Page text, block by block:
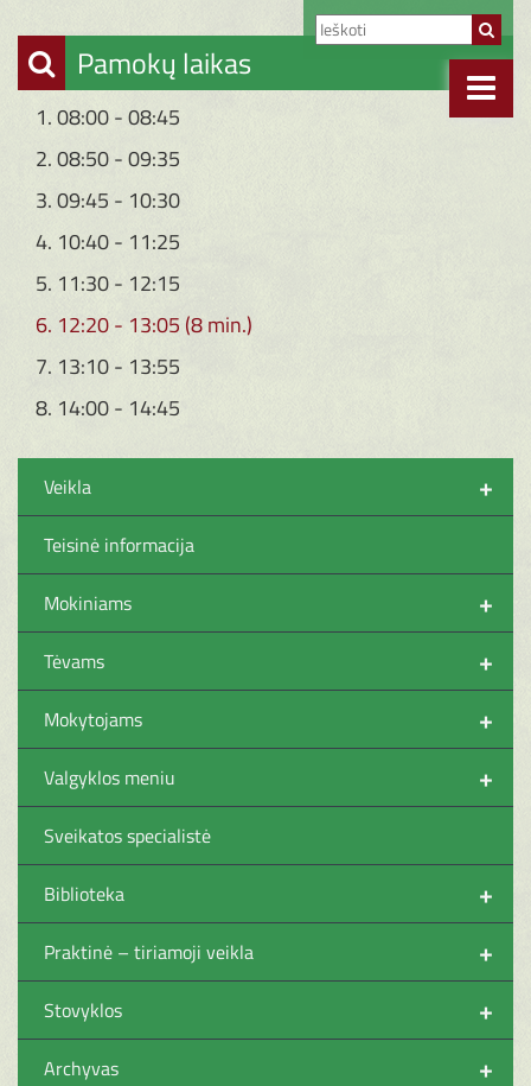
Pamokų laikas
1. 08:00 - 08:45
2. 08:50 - 09:35
3. 09:45 - 10:30
4. 10:40 - 11:25
5. 11:30 - 12:15
6. 12:20 - 13:05 (8 min.)
7. 13:10 - 13:55
8. 14:00 - 14:45
+
Veikla
Teisinė informacija
+
Mokiniams
+
Tėvams
+
Mokytojams
+
Valgyklos meniu
Sveikatos specialistė
+
Biblioteka
+
Praktinė – tiriamoji veikla
+
Stovyklos
+
Archyvas